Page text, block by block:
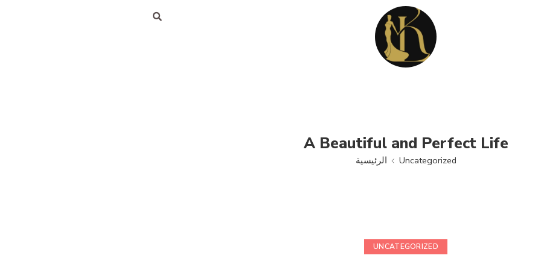
A Beautiful and Perfect Life
الرئيسية Uncategorized
UNCATEGORIZED